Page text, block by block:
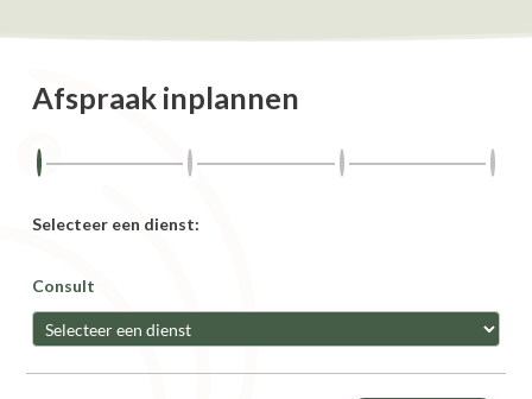
Afspraak inplannen
Selecteer een dienst:
Consult